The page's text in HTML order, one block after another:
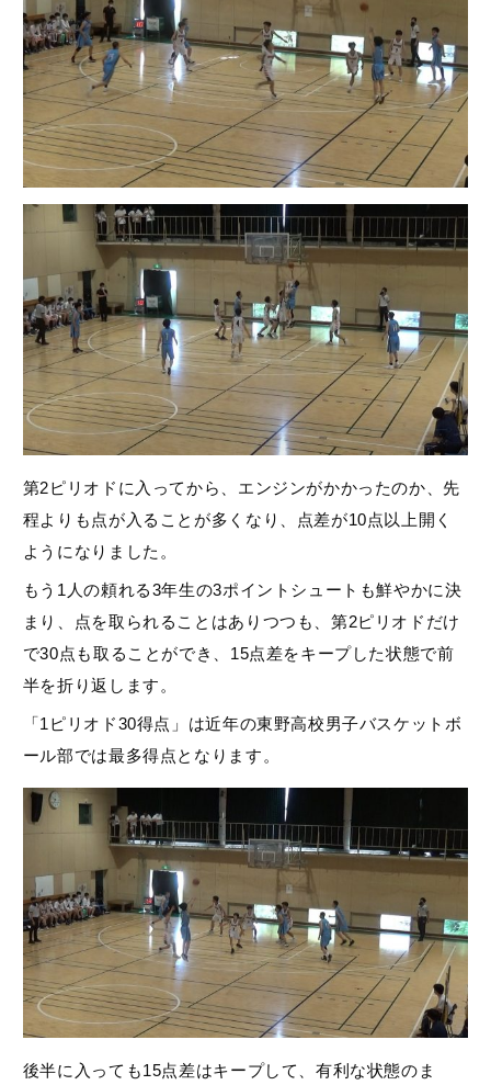
第2ピリオドに入ってから、エンジンがかかったのか、先
程よりも点が入ることが多くなり、点差が10点以上開く
ようになりました。
もう1人の頼れる3年生の3ポイントシュートも鮮やかに決
まり、点を取られることはありつつも、第2ピリオドだけ
で30点も取ることができ、15点差をキープした状態で前
半を折り返します。
「1ピリオド30得点」は近年の東野高校男子バスケットボ
ール部では最多得点となります。
後半に入っても15点差はキープして、有利な状態のま